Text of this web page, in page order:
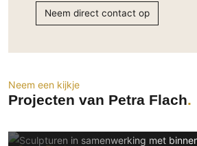
Beton Ciré
Behang / Wandtextiel
Schilderwerk
Stucwerk
Neem direct contact op
Neem een kijkje
Projecten van Petra Flach